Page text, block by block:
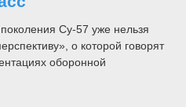
Су-57 уже нельзя
о которой говорят
оборонной